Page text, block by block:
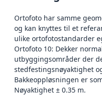
Ortofoto har samme
og kan knyttes til et
ulike ortofotostandarder
Ortofoto 10: Dekker
utbyggingsområder der
stedfestingsnøyaktighet
Bakkeoppløsningen er
Nøyaktighet ± 0.35 m.